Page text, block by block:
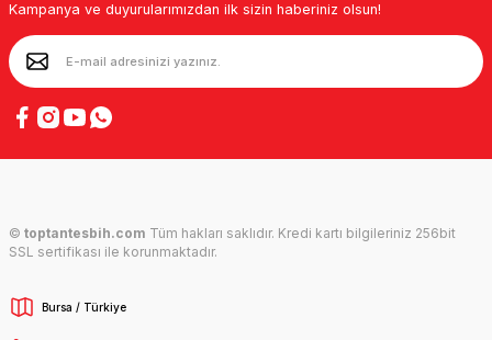
Kampanya ve duyurularımızdan ilk sizin haberiniz olsun!
© toptantesbih.com Tüm hakları saklıdır. Kredi kartı bilgileriniz 256bit
SSL sertifikası ile korunmaktadır.
Bursa / Türkiye